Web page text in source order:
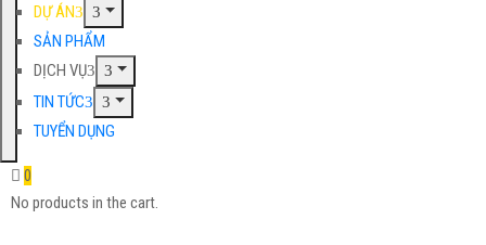
DỰ ÁN
SẢN PHẨM
DỊCH VỤ
TIN TỨC
TUYỂN DỤNG
0
No products in the cart.